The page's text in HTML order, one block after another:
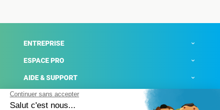
ENTREPRISE
ESPACE PRO
AIDE & SUPPORT
ACTUALITÉS